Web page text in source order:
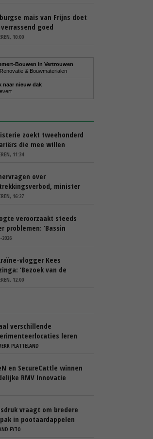
mais van Frijns doet
goed
10:00
Bouwen in Vertrouwen
& Bouwmaterialen
naar nieuw dak
zoekt tweehonderd
die mee willen
11:34
over
minister
van ‘ondernemersrisico’
16:27
veroorzaakt steeds
problemen: ‘Bassin
week al leeg’
2026
vlogger Kees
‘Bezoek van de
mag zelf groente
12:00
verschillende
leren
via Nationaal
PLATTELAND
en SecureCattle winnen
RMV Innovatie
vraagt om bredere
in pootaardappelen
FYTO